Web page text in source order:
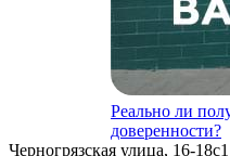
Реально ли
доверенности?
Черногрязская улица, 16-18с1